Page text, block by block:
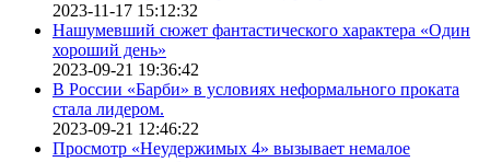
2023-11-17 15:12:32
Нашумевший сюжет фантастического характера «Один
хороший день»
2023-09-21 19:36:42
В России «Барби» в условиях неформального проката
стала лидером.
2023-09-21 12:46:22
Просмотр «Неудержимых 4» вызывает немалое